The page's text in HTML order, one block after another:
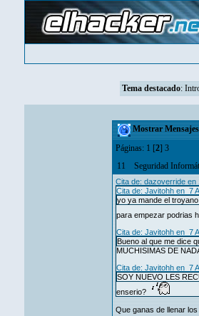
Tema destacado:
Mostrar Mensajes
Páginas: 1 [2] 3
11
Seguridad
Cita de: dazoverride en
Cita de: Javitohh en 7
yo ya mande el
para empezar podrias
Cita de: Javitohh en 7
Bueno al que me dice
MUCHISIMAS DE
Cita de: Javitohh en 7
SOY NUEVO LES
enserio?
Que ganas de llenar